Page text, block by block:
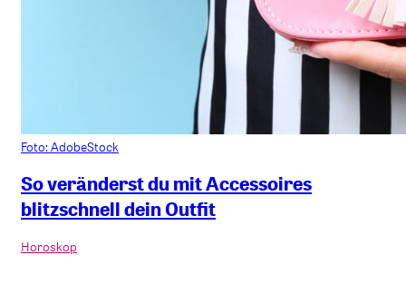
Foto: AdobeStock
So veränderst du mit Accessoires
blitzschnell dein Outfit
Horoskop